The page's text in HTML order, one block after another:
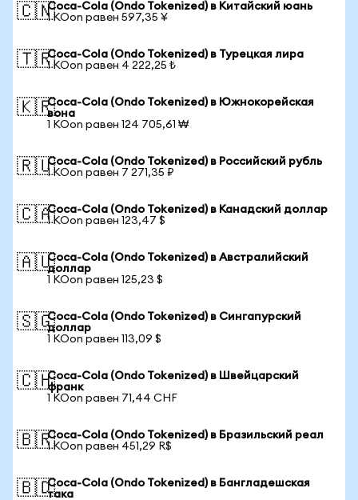
🇨🇳Coca-Cola (Ondo Tokenized) в Китайский юань
1 KOon равен 597,35 ¥
🇹🇷Coca-Cola (Ondo Tokenized) в Турецкая лира
1 KOon равен 4 222,25 ₺
🇰🇷Coca-Cola (Ondo Tokenized) в Южнокорейская
вона
1 KOon равен 124 705,61 ₩
🇷🇺Coca-Cola (Ondo Tokenized) в Российский рубль
1 KOon равен 7 271,35 ₽
🇨🇦Coca-Cola (Ondo Tokenized) в Канадский доллар
1 KOon равен 123,47 $
🇦🇺Coca-Cola (Ondo Tokenized) в Австралийский
доллар
1 KOon равен 125,23 $
🇸🇬Coca-Cola (Ondo Tokenized) в Сингапурский
доллар
1 KOon равен 113,09 $
🇨🇭Coca-Cola (Ondo Tokenized) в Швейцарский
франк
1 KOon равен 71,44 CHF
🇧🇷Coca-Cola (Ondo Tokenized) в Бразильский реал
1 KOon равен 451,29 R$
🇧🇩Coca-Cola (Ondo Tokenized) в Бангладешская
така